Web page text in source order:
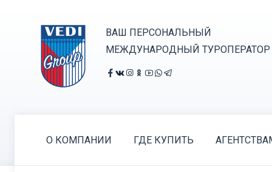
ВАШ ПЕРСОНАЛЬНЫЙ
МЕЖДУНАРОДНЫЙ ТУРОПЕРАТОР
О КОМПАНИИ ГДЕ КУПИТЬ